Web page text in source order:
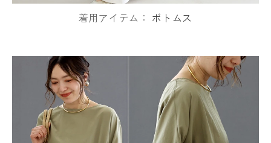
着用アイテム： ボトムス